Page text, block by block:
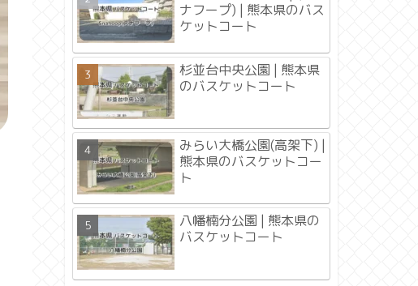
ナフープ) | 熊本県のバス
ケットコート
杉並台中央公園 | 熊本県
のバスケットコート
みらい大橋公園(高架下) |
熊本県のバスケットコー
ト
八幡楠分公園 | 熊本県の
バスケットコート